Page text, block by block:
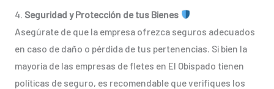
4. Seguridad y Protección de tus Bienes
Asegúrate de que la empresa ofrezca seguros adecuados
en caso de daño o pérdida de tus pertenencias. Si bien la
mayoría de las empresas de fletes en El Obispado tienen
políticas de seguro, es recomendable que verifiques los